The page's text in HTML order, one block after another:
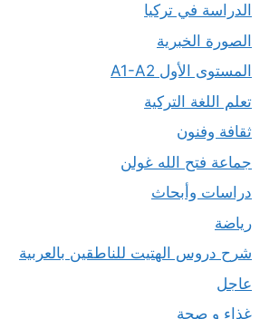
الدراسة في تركيا
الصورة الخبرية
المستوى الأول A1-A2
تعلم اللغة التركية
ثقافة وفنون
جماعة فتح الله غولن
دراسات وأبحاث
رياضة
شرح دروس الهتيت للناطقين بالعربية
عاجل
غذاء و صحة